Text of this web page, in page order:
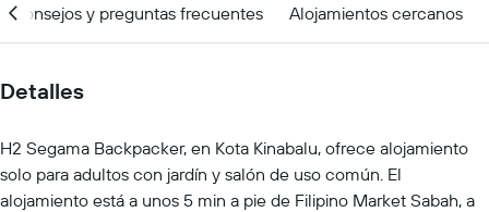
Consejos y preguntas frecuentes Alojamientos cercanos
Detalles
H2 Segama Backpacker, en Kota Kinabalu, ofrece alojamiento
solo para adultos con jardín y salón de uso común. El
alojamiento está a unos 5 min a pie de Filipino Market Sabah, a